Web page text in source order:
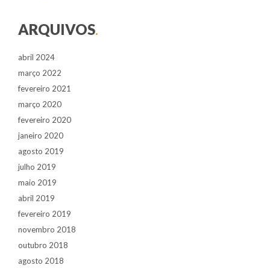
ARQUIVOS.
abril 2024
março 2022
fevereiro 2021
março 2020
fevereiro 2020
janeiro 2020
agosto 2019
julho 2019
maio 2019
abril 2019
fevereiro 2019
novembro 2018
outubro 2018
agosto 2018